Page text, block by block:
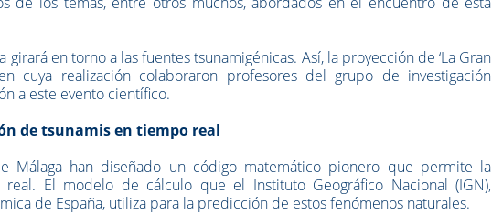
en torno a las fuentes tsunamigénicas. Así, la proyección de ‘La Gran
cuya realización colaboraron profesores del grupo de investigación
a este evento científico.
de tsunamis en tiempo real
Málaga han diseñado un código matemático pionero que permite la
El modelo de cálculo que el Instituto Geográfico Nacional (IGN),
de España, utiliza para la predicción de estos fenómenos naturales.